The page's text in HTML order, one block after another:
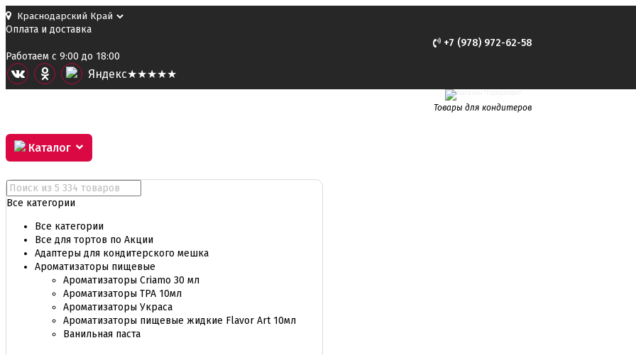
Оплата и доставка
+7 (978) 972-62-58
Работаем с 9:00 до 18:00
Яндекс★★★★★
Товары для кондитеров
Каталог
Все категории
Все категории
Все для тортов по Акции
Адаптеры для кондитерского мешка
Ароматизаторы пищевые
Ароматизаторы Criamo 30 мл
Ароматизаторы TPA 10мл
Ароматизаторы Украса
Ароматизаторы пищевые жидкие Flavor Art 10мл
Ванильная паста